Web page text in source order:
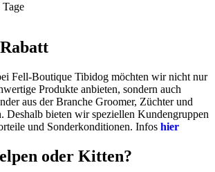
Tage
Fell-Boutique Tibidog möchten wir nicht nur
Produkte anbieten, sondern auch
aus der Branche Groomer, Züchter und
Deshalb bieten wir speziellen Kundengruppen
und Sonderkonditionen. Infos hier
oder Kitten?